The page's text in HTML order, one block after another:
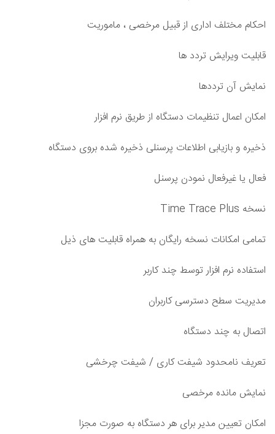
احکام مختلف اداری از قبیل مرخصی ، ماموریت
قابلیت ویرایش تردد ها
نمایش آن ترددها
امکان اعمال تنظیمات دستگاه از طریق نرم افزار
ذخیره و بازیابی اطلاعات پرسنلی ذخیره شده بروی دستگاه
فعال یا غیرفعال نمودن پرسنل
نسخه Time Trace Plus
تمامی امکانات نسخه رایگان به همراه قابلیت های ذیل
استفاده نرم افزار توسط چند کاربر
مدیریت سطح دسترسی کاربران
اتصال به چند دستگاه
تعریف نامحدود شیفت کاری / شیفت چرخشی
نمایش مانده مرخصی
امکان تعیین مدیر برای هر دستگاه به صورت مجزا